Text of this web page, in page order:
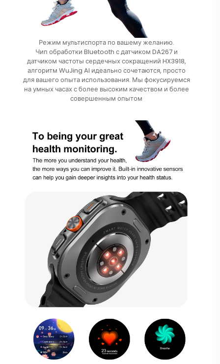
Режим мультиспорта по вашему желанию.
Чип обработки Bluetooth с датчиком DA267 и
датчиком частоты сердечных сокращений HX3918,
алгоритм WuJing AI идеально сочетаются, просто
для вашего опыта использования. Мы фокусируемся
на умных часах с более высоким качеством и более
совершенным опытом